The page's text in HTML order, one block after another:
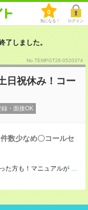
0
気になる！ ログイン
了しました。
No.TEMPGT26-0520374
日祝休み！コー
録・面接OK
数少なめ〇コールセ
た方も！マニュアルが ...